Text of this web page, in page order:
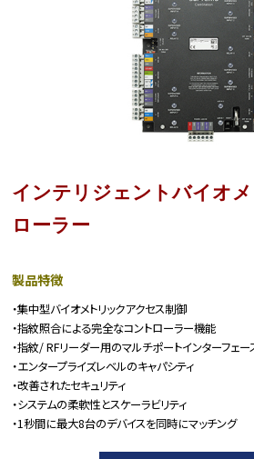
インテリジェントバイオ
ローラー
製品特徴
・集中型バイオメトリックアクセス制御
・指紋照合による完全なコントローラー機能
・指紋/ RFリーダー用のマルチポートインターフェー
・エンタープライズレベルのキャパシティ
・改善されたセキュリティ
・システムの柔軟性とスケーラビリティ
・1秒間に最大8台のデバイスを同時にマッチング